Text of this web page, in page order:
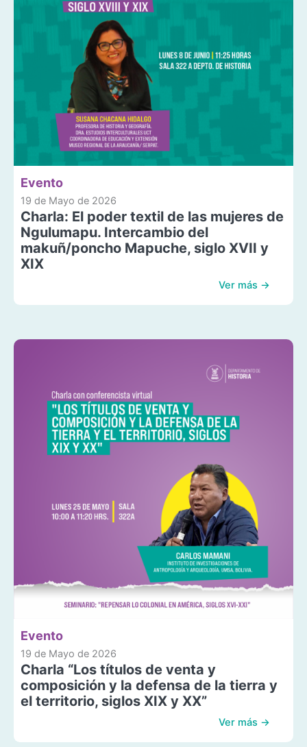
Evento
19 de Mayo de 2026
Charla: El poder textil de las mujeres de
Ngulumapu. Intercambio del
makuñ/poncho Mapuche, siglo XVII y
XIX
Ver más →
Evento
19 de Mayo de 2026
Charla “Los títulos de venta y
composición y la defensa de la tierra y
el territorio, siglos XIX y XX”
Ver más →